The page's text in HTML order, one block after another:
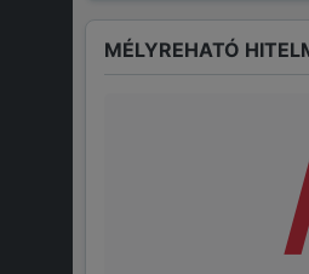
MÉLYREHATÓ